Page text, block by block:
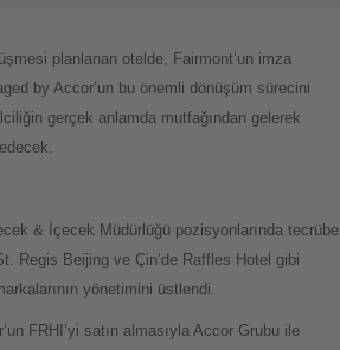
planlanan otelde, Fairmont’un imza
by Accor’un bu önemli dönüşüm sürecini
gerçek anlamda mutfağından gelerek
& İçecek Müdürlüğü pozisyonlarında tecrübe
Regis Beijing ve Çin’de Raffles Hotel gibi
yönetimini üstlendi.
FRHI’yi satın almasıyla Accor Grubu ile